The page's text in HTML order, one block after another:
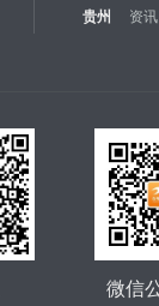
贵州 资讯
微信